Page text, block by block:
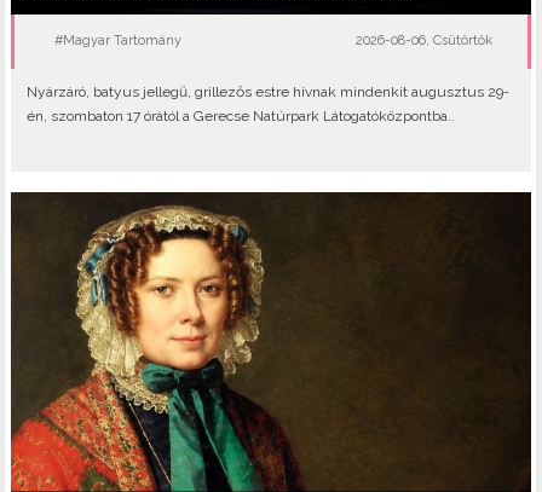
#Magyar Tartomány 2026-08-06, Csütörtök
Nyárzáró, batyus jellegű, grillezős estre hívnak mindenkit augusztus 29-
én, szombaton 17 órától a Gerecse Natúrpark Látogatóközpontba..